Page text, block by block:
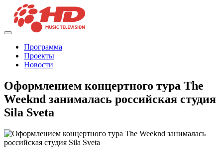
Программа
Проекты
Новости
Оформлением концертного тура The
Weeknd занималась российская студия
Sila Sveta